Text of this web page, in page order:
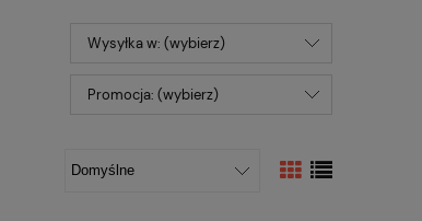
Wysyłka w: (wybierz)
Promocja: (wybierz)